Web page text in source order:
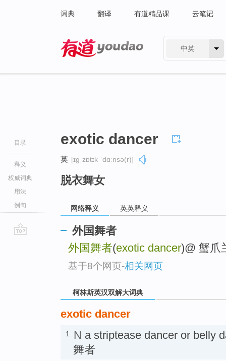
词典 翻译 有道精品课 云笔记
中英
目录
释义
权威词典
用法
例句
exotic dancer
英 [ɪɡˌzɒtɪk ˈdɑːnsə(r)]
脱衣舞女
网络释义 英英释义
外国舞者
外国舞者(exotic dancer)@ 蟹爪
基于8个网页-相关网页
柯林斯英汉双解大词典
exotic dancer
1. N a striptease dancer or belly
舞者